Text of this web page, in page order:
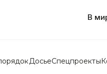
В
ДосьеСпецпроекты